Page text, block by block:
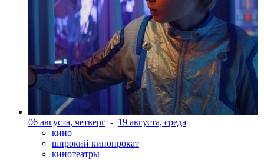
06 августа, четверг - 19 августа, среда
кино
широкий кинопрокат
кинотеатры